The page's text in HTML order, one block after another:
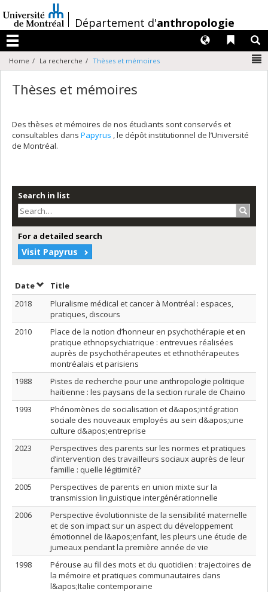
au
contenu
/Département d'anthropologie
Menu
Liens
Langues
Home La recherche Thèses et mémoires
Thèses et mémoires
Des thèses et mémoires de nos étudiants sont conservés et
consultables dans Papyrus , le dépôt institutionnel de l’Université
de Montréal.
Search in list
For a detailed search
Visit Papyrus
DateSort by date in descending order
Title
2018
Pluralisme médical et cancer à Montréal : espaces,
pratiques, discours
2010
Place de la notion d’honneur en psychothérapie et en
pratique ethnopsychiatrique : entrevues réalisées
auprès de psychothérapeutes et ethnothérapeutes
montréalais et parisiens
1988
Pistes de recherche pour une anthropologie politique
haïtienne : les paysans de la section rurale de Chaino
1993
Phénomènes de socialisation et d&apos;intégration
sociale des nouveaux employés au sein d&apos;une
culture d&apos;entreprise
2023
Perspectives des parents sur les normes et pratiques
d’intervention des travailleurs sociaux auprès de leur
famille : quelle légitimité?
2005
Perspectives de parents en union mixte sur la
transmission linguistique intergénérationnelle
2006
Perspective évolutionniste de la sensibilité maternelle
et de son impact sur un aspect du développement
émotionnel de l&apos;enfant, les pleurs une étude de
jumeaux pendant la première année de vie
1998
Pérouse au fil des mots et du quotidien : trajectoires de
la mémoire et pratiques communautaires dans
l&apos;Italie contemporaine